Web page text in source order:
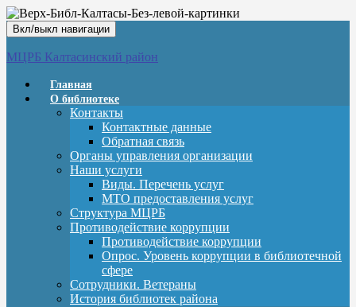
Вкл/выкл навигации
МЦРБ Калтасинский район
Главная
О библиотеке
Контакты
Контактные данные
Обратная связь
Органы управления организации
Наши услуги
Виды. Перечень услуг
МТО предоставления услуг
Структура МЦРБ
Противодействие коррупции
Противодействие коррупции
Опрос. Уровень коррупции в библиотечной
сфере
Сотрудники. Ветераны
История библиотек района